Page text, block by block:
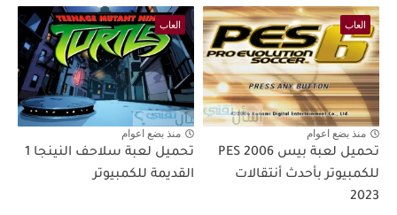
العاب
منذ بضع اعوام
تحميل لعبة بيس PES 2006
للكمبيوتر بأحدث أنتقالات
2023
العاب
منذ بضع اعوام
تحميل لعبة سلاحف النينجا 1
القديمة للكمبيوتر